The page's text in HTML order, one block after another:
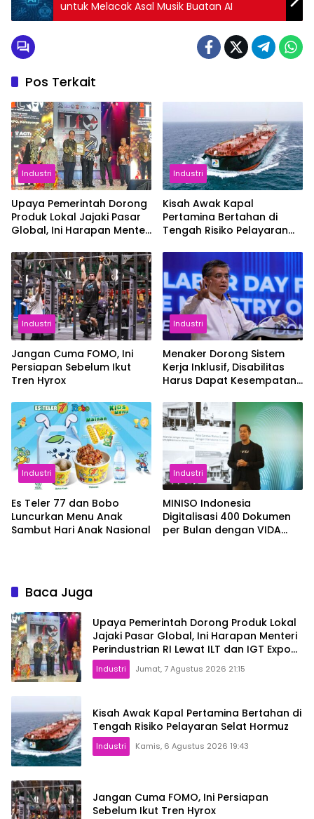
untuk Melacak Asal Musik Buatan AI
Pos Terkait
Industri
Upaya Pemerintah Dorong
Produk Lokal Jajaki Pasar
Global, Ini Harapan Menteri
dan IGT Expo 2026
Industri
Kisah Awak Kapal
Pertamina Bertahan di
Tengah Risiko Pelayaran
Industri
Jangan Cuma FOMO, Ini
Persiapan Sebelum Ikut
Tren Hyrox
Industri
Menaker Dorong Sistem
Kerja Inklusif, Disabilitas
Harus Dapat Kesempatan
Industri
Es Teler 77 dan Bobo
Luncurkan Menu Anak
Sambut Hari Anak Nasional
Industri
MINISO Indonesia
Digitalisasi 400 Dokumen
per Bulan dengan VIDA
Baca Juga
Upaya Pemerintah Dorong Produk Lokal
Jajaki Pasar Global, Ini Harapan Menteri
Perindustrian RI Lewat ILT dan IGT Expo
2026
Industri Jumat, 7 Agustus 2026 21:15
Kisah Awak Kapal Pertamina Bertahan di
Tengah Risiko Pelayaran Selat Hormuz
Industri Kamis, 6 Agustus 2026 19:43
Jangan Cuma FOMO, Ini Persiapan
Sebelum Ikut Tren Hyrox